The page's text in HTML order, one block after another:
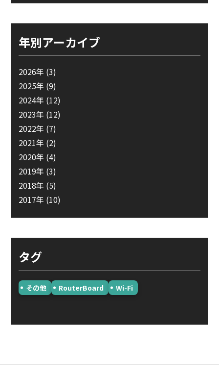
年別アーカイブ
2026年 (3)
2025年 (9)
2024年 (12)
2023年 (12)
2022年 (7)
2021年 (2)
2020年 (4)
2019年 (3)
2018年 (5)
2017年 (10)
タグ
その他 RouterBoard Wi-Fi